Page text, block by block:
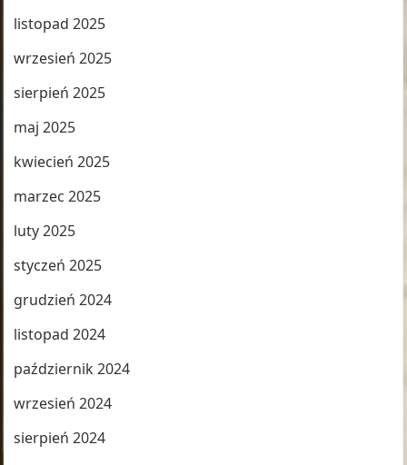
listopad 2025
wrzesień 2025
sierpień 2025
maj 2025
kwiecień 2025
marzec 2025
luty 2025
styczeń 2025
grudzień 2024
listopad 2024
październik 2024
wrzesień 2024
sierpień 2024